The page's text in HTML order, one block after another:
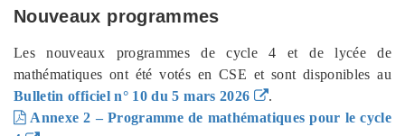
Nouveaux programmes
Les nouveaux programmes de cycle 4 et de lycée de
mathématiques ont été votés en CSE et sont disponibles au
Bulletin officiel n° 10 du 5 mars 2026
.
Annexe 2 – Programme de mathématiques pour le cycle